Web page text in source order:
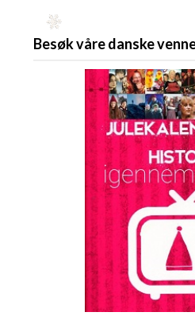
Besøk våre danske